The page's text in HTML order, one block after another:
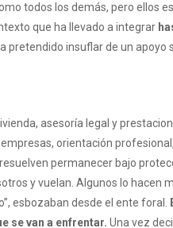
todos los demás, pero ellos
que ha llevado a integrar
insuflar de un
asesoría legal y
orientación
permanecer bajo
y vuelan. Algunos lo hacen
esbozaban desde el ente foral.
se van a enfrentar. Una vez